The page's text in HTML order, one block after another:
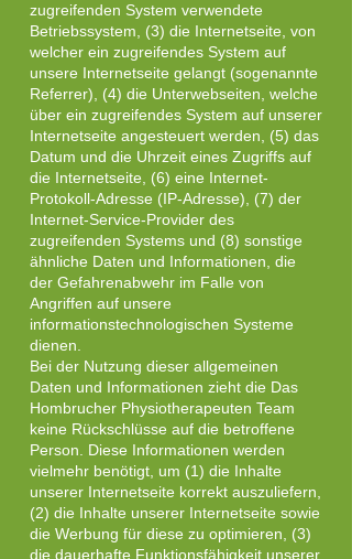
zugreifenden System verwendete
Betriebssystem, (3) die Internetseite, von
welcher ein zugreifendes System auf
unsere Internetseite gelangt (sogenannte
Referrer), (4) die Unterwebseiten, welche
über ein zugreifendes System auf unserer
Internetseite angesteuert werden, (5) das
Datum und die Uhrzeit eines Zugriffs auf
die Internetseite, (6) eine Internet-
Protokoll-Adresse (IP-Adresse), (7) der
Internet-Service-Provider des
zugreifenden Systems und (8) sonstige
ähnliche Daten und Informationen, die
der Gefahrenabwehr im Falle von
Angriffen auf unsere
informationstechnologischen Systeme
dienen.
Bei der Nutzung dieser allgemeinen
Daten und Informationen zieht die Das
Hombrucher Physiotherapeuten Team
keine Rückschlüsse auf die betroffene
Person. Diese Informationen werden
vielmehr benötigt, um (1) die Inhalte
unserer Internetseite korrekt auszuliefern,
(2) die Inhalte unserer Internetseite sowie
die Werbung für diese zu optimieren, (3)
die dauerhafte Funktionsfähigkeit unserer